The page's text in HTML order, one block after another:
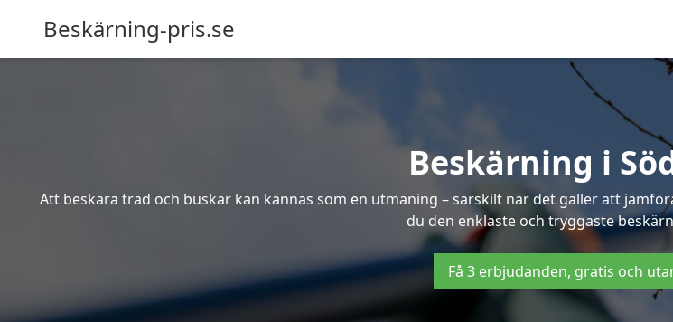
Beskärning-pris.se
Beskärning i
Att beskära träd och buskar kan kännas som en utmaning – särskilt när det gäller att
du den enklaste och tryggaste
Få 3 erbjudanden, gratis och